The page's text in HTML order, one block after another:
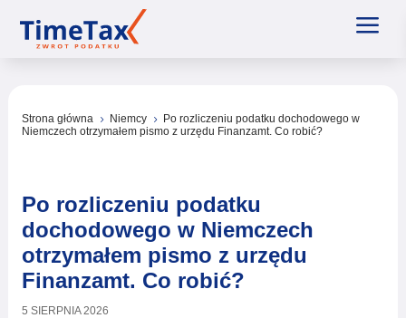
a
Strona główna 5 Niemcy 5
Po rozliczeniu podatku dochodowego w
Niemczech otrzymałem pismo z urzędu Finanzamt. Co robić?
Po rozliczeniu podatku
dochodowego w Niemczech
otrzymałem pismo z urzędu
Finanzamt. Co robić?
5 SIERPNIA 2026